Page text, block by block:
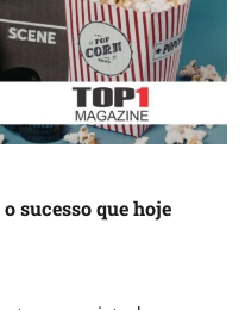
sucesso que hoje